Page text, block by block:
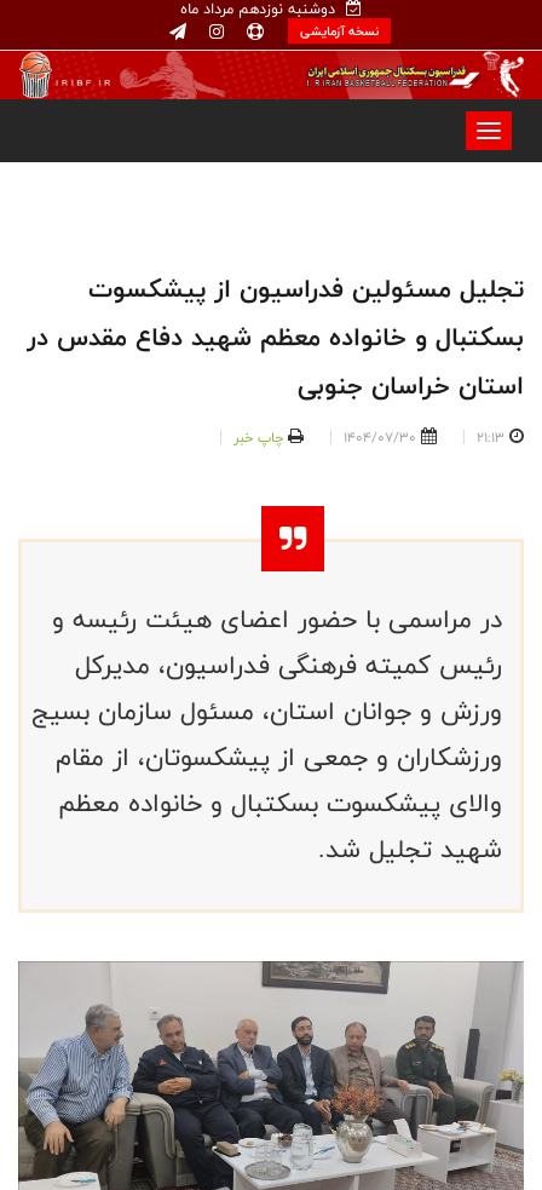
دوشنبه نوزدهم مرداد ماه
نسخه آزمایشی
تجلیل مسئولین فدراسیون از پیشکسوت
بسکتبال و خانواده معظم شهید دفاع مقدس در
استان خراسان جنوبی
21:13
1404/07/30 چاپ خبر
در مراسمی با حضور اعضای هیئت رئیسه و
رئیس کمیته فرهنگی فدراسیون، مدیرکل
ورزش و جوانان استان، مسئول سازمان بسیج
ورزشکاران و جمعی از پیشکسوتان، از مقام
والای پیشکسوت بسکتبال و خانواده معظم
شهید تجلیل شد.